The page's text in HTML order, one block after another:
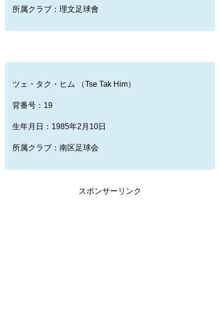
所属クラブ：理文足球會
ツェ・タク・ヒム （Tse Tak Him）
背番号：19
生年月日：1985年2月10日
所属クラブ：南区足球会
スポンサーリンク